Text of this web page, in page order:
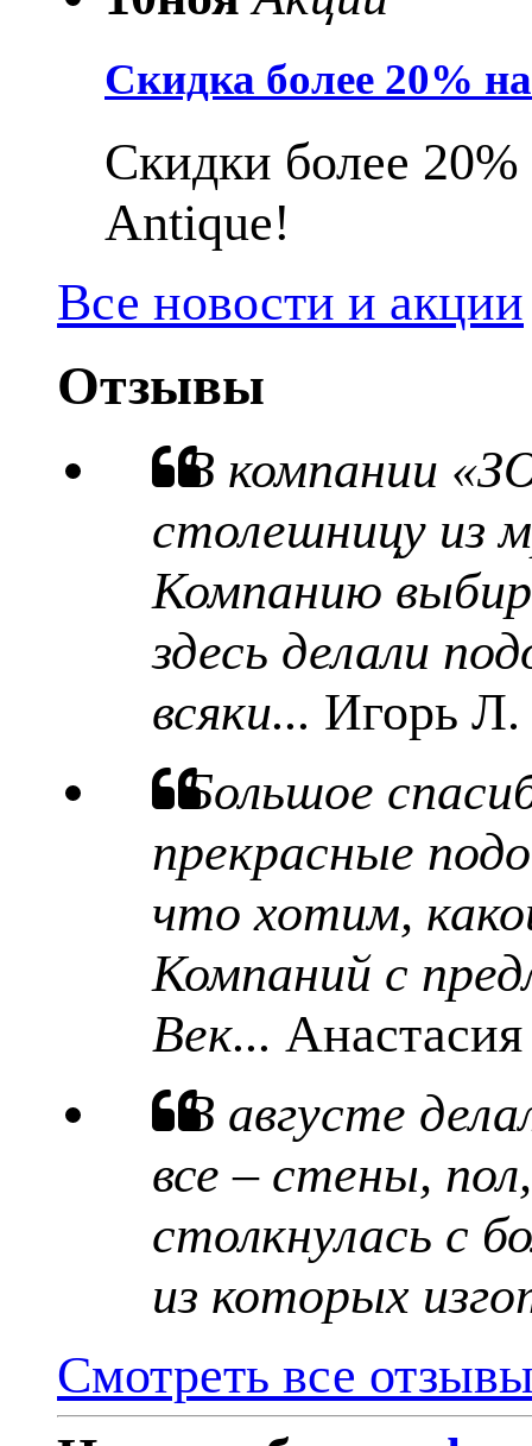
Скидка более 20%
Скидки более
Antique!
Все новости и акции
Отзывы
В компании
столешницу из
Компанию
здесь делали
всяки... Игорь Л.
Большое
прекрасные
что хотим,
Компаний с
Век...
В августе
все – стены,
столкнулась с
из которых
Смотреть все